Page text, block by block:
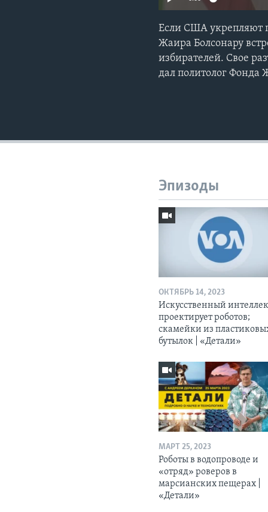
Если США укрепляют
Жаира Болсонару
избирателей. Свое
дал политолог Фонда
Эпизоды
ОКТЯБРЬ 14, 2023
Искусственный
проектирует роботов;
скамейки из
бутылок | «Детали»
МАРТ 25, 2023
Роботы в водопроводе и
«отряд» роверов в
марсианских пещерах |
«Детали»